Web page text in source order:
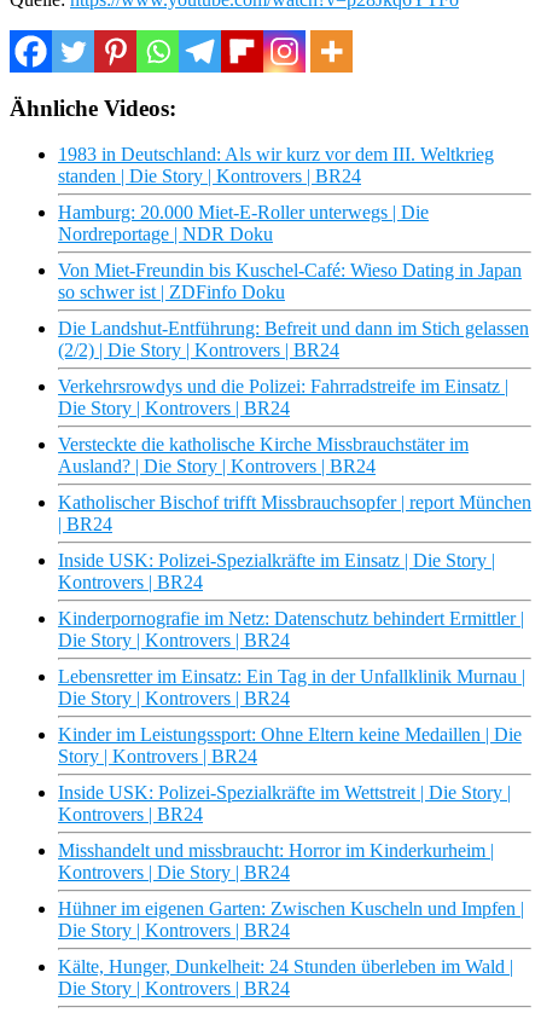
Ähnliche Videos:
1983 in Deutschland: Als wir kurz vor dem III. Weltkrieg
standen | Die Story | Kontrovers | BR24
Hamburg: 20.000 Miet-E-Roller unterwegs | Die
Nordreportage | NDR Doku
Von Miet-Freundin bis Kuschel-Café: Wieso Dating in Japan
so schwer ist | ZDFinfo Doku
Die Landshut-Entführung: Befreit und dann im Stich gelassen
(2/2) | Die Story | Kontrovers | BR24
Verkehrsrowdys und die Polizei: Fahrradstreife im Einsatz |
Die Story | Kontrovers | BR24
Versteckte die katholische Kirche Missbrauchstäter im
Ausland? | Die Story | Kontrovers | BR24
Katholischer Bischof trifft Missbrauchsopfer | report München
| BR24
Inside USK: Polizei-Spezialkräfte im Einsatz | Die Story |
Kontrovers | BR24
Kinderpornografie im Netz: Datenschutz behindert Ermittler |
Die Story | Kontrovers | BR24
Lebensretter im Einsatz: Ein Tag in der Unfallklinik Murnau |
Die Story | Kontrovers | BR24
Kinder im Leistungssport: Ohne Eltern keine Medaillen | Die
Story | Kontrovers | BR24
Inside USK: Polizei-Spezialkräfte im Wettstreit | Die Story |
Kontrovers | BR24
Misshandelt und missbraucht: Horror im Kinderkurheim |
Kontrovers | Die Story | BR24
Hühner im eigenen Garten: Zwischen Kuscheln und Impfen |
Die Story | Kontrovers | BR24
Kälte, Hunger, Dunkelheit: 24 Stunden überleben im Wald |
Die Story | Kontrovers | BR24